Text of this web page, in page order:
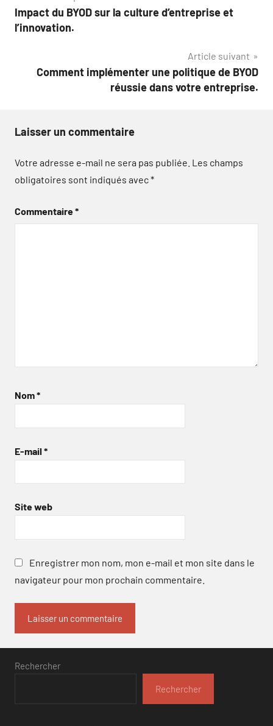
de
Impact du BYOD sur la culture d’entreprise et
l’innovation.
Article suivant
Comment implémenter une politique de BYOD
réussie dans votre entreprise.
Laisser un commentaire
Votre adresse e-mail ne sera pas publiée. Les champs
obligatoires sont indiqués avec*
Commentaire*
Nom*
E-mail *
Site web
Enregistrer mon nom, mon e-mail et mon site dans le
navigateur pour mon prochain commentaire.
Rechercher
Rechercher